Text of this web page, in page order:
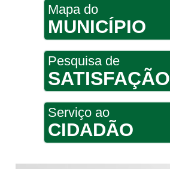
Mapa do
MUNICÍPIO
Pesquisa de
SATISFAÇÃO
Serviço ao
CIDADÃO